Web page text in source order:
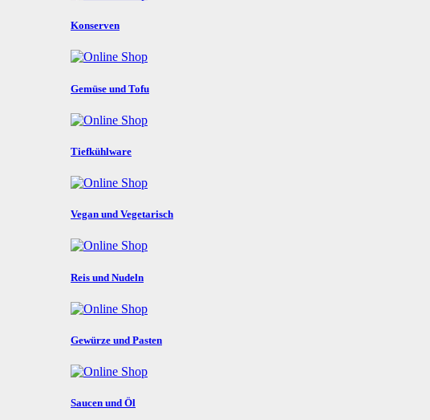
Konserven
Gemüse und Tofu
Tiefkühlware
Vegan und Vegetarisch
Reis und Nudeln
Gewürze und Pasten
Saucen und Öl